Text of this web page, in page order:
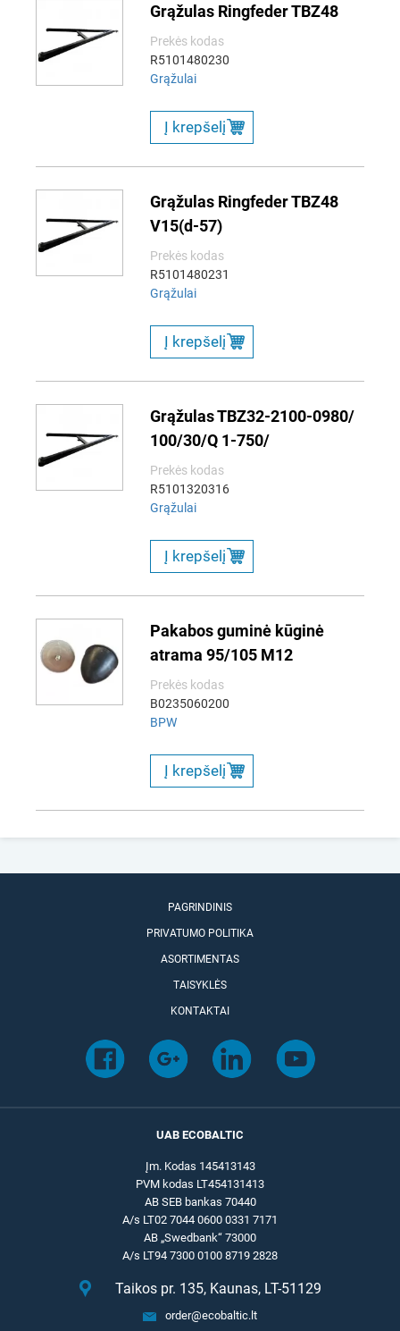
Grąžulas Ringfeder TBZ48
Prekės kodas
R5101480230
Grąžulai
Į krepšelį
Grąžulas Ringfeder TBZ48
V15(d-57)
Prekės kodas
R5101480231
Grąžulai
Į krepšelį
Grąžulas TBZ32-2100-0980/
100/30/Q 1-750/
Prekės kodas
R5101320316
Grąžulai
Į krepšelį
Pakabos guminė kūginė
atrama 95/105 M12
Prekės kodas
B0235060200
BPW
Į krepšelį
PAGRINDINIS
PRIVATUMO POLITIKA
ASORTIMENTAS
TAISYKLĖS
KONTAKTAI
UAB ECOBALTIC
Įm. Kodas 145413143
PVM kodas LT454131413
AB SEB bankas 70440
A/s LT02 7044 0600 0331 7171
AB „Swedbank“ 73000
A/s LT94 7300 0100 8719 2828
Taikos pr. 135, Kaunas, LT-51129
order@ecobaltic.lt